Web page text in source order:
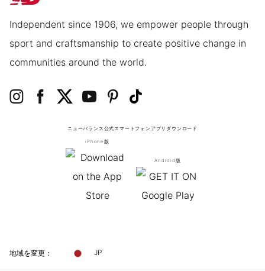
Independent since 1906, we empower people through
sport and craftsmanship to create positive change in
communities around the world.
ニューバランス公式スマートフォンアプリ ダウンロード
iPhone版
Android版
地域を変更： JP